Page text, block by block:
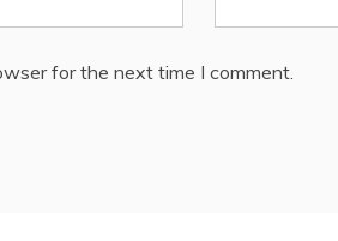
for the next time I comment.